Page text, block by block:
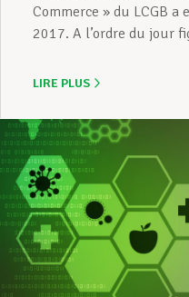
Commerce » du LCGB
2017. A l’ordre du jour
LIRE PLUS